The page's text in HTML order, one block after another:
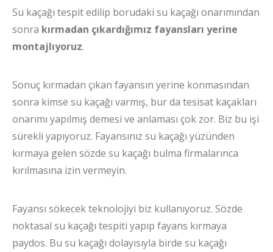
Su kaçağı tespit edilip borudaki su kaçağı onarımından
sonra kırmadan çıkardığımız fayansları yerine
montajlıyoruz.
Sonuç kırmadan çıkan fayansın yerine konmasından
sonra kimse su kaçağı varmış, bur da tesisat kaçakları
onarımı yapılmış demesi ve anlaması çok zor. Biz bu işi
sürekli yapıyoruz. Fayansınız su kaçağı yüzünden
kırmaya gelen sözde su kaçağı bulma firmalarınca
kırılmasına izin vermeyin.
Fayansı sökecek teknolojiyi biz kullanıyoruz. Sözde
noktasal su kaçağı tespiti yapıp fayans kırmaya
paydos. Bu su kaçağı dolayısıyla birde su kaçağı